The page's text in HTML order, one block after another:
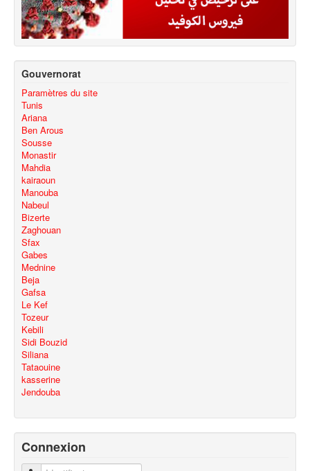
Gouvernorat
Paramètres du site
Tunis
Ariana
Ben Arous
Sousse
Monastir
Mahdia
kairaoun
Manouba
Nabeul
Bizerte
Zaghouan
Sfax
Gabes
Mednine
Beja
Gafsa
Le Kef
Tozeur
Kebili
Sidi Bouzid
Siliana
Tataouine
kasserine
Jendouba
Connexion